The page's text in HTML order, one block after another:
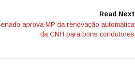
Read Next
aprova MP da renovação automática
da CNH para bons condutores